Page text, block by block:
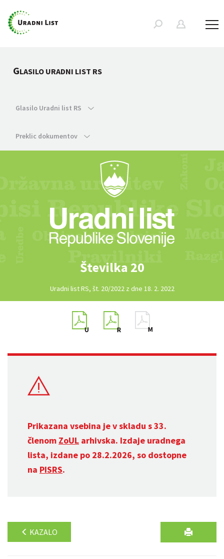
GLASILO URADNI LIST RS
Glasilo Uradni list RS
Preklic dokumentov
Številka 20
Uradni list RS, št. 20/2022 z dne 18. 2. 2022
Prikazana vsebina je v skladu s 33.
členom ZoUL arhivska. Izdaje uradnega
lista, izdane po 28.2.2026, so dostopne
na PISRS.
KAZALO